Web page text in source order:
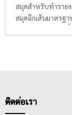
สมุดสำหรับทำราย
สมุดฉีกเส้นมาตรฐ
ธรรมดาและแบบเ
ขนาด A4, A5 และ
หรือคุณครู กลุ่มผู้ซื้อ
ติดต่อเรา